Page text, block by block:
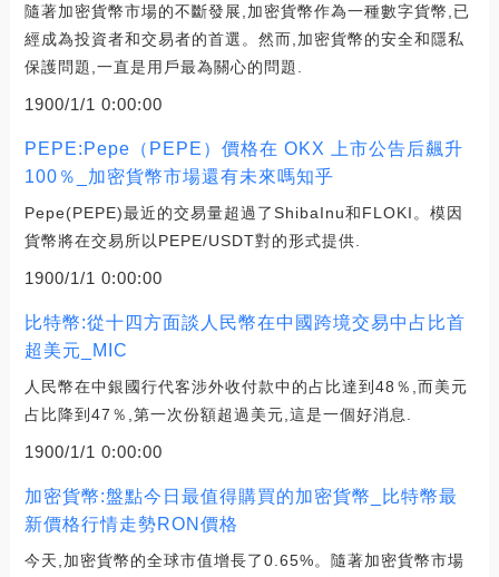
隨著加密貨幣市場的不斷發展,加密貨幣作為一種數字貨幣,已
經成為投資者和交易者的首選。然而,加密貨幣的安全和隱私
保護問題,一直是用戶最為關心的問題.
1900/1/1 0:00:00
PEPE:Pepe（PEPE）價格在 OKX 上市公告后飆升
100％_加密貨幣市場還有未來嗎知乎
Pepe(PEPE)最近的交易量超過了ShibaInu和FLOKI。模因
貨幣將在交易所以PEPE/USDT對的形式提供.
1900/1/1 0:00:00
比特幣:從十四方面談人民幣在中國跨境交易中占比首
超美元_MIC
人民幣在中銀國行代客涉外收付款中的占比達到48％,而美元
占比降到47％,第一次份額超過美元,這是一個好消息.
1900/1/1 0:00:00
加密貨幣:盤點今日最值得購買的加密貨幣_比特幣最
新價格行情走勢RON價格
今天,加密貨幣的全球市值增長了0.65%。隨著加密貨幣市場